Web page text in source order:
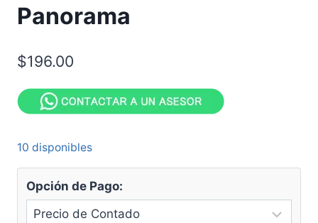
Panorama
$196.00
10 disponibles
Opción de Pago: